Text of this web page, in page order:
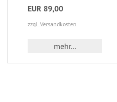
EUR 89,00
zzgl. Versandkosten
mehr...